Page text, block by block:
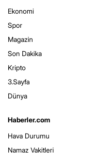
Ekonomi
Spor
Magazin
Son Dakika
Kripto
3.Sayfa
Dünya
Haberler.com
Hava Durumu
Namaz Vakitleri